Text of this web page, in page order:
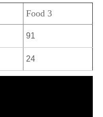
Food 3
91
24